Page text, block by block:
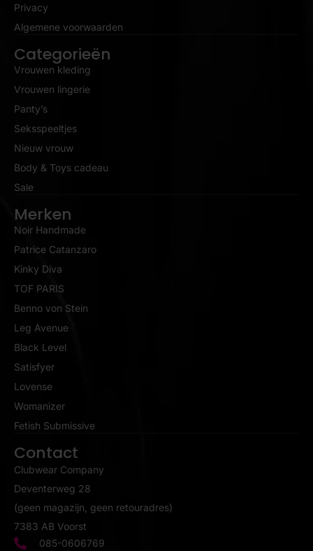
Privacy
Algemene voorwaarden
Categorieën
Vrouwen kleding
Vrouwen lingerie
Panty’s
Seksspeeltjes
Nieuw vrouw
Body & Toys cadeau
Sale
Merken
Noir Handmade
Patrice Catanzaro
Kinky Diva
TOF PARIS
Benno von Stein
Leg Avenue
Black Level
Satisfyer
Lovense
Womanizer
Fetish Submissive
Contact
Clubwear Company
Deventerweg 28
(geen magazijn, geen retouradres)
7383 AB Voorst
085-0606769